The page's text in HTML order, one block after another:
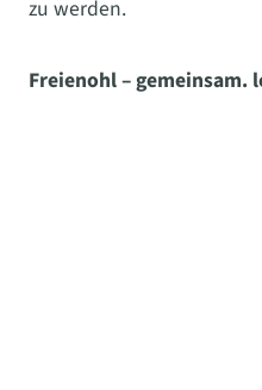
zu werden.
Freienohl – gemeinsam.